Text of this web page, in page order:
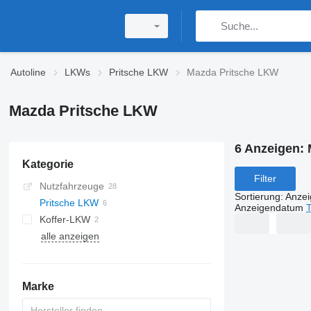
Autoline LKWs Pritsche LKW Mazda Pritsche LKW
Mazda Pritsche LKW
Kategorie
Nutzfahrzeuge
Pritsche LKW
Koffer-LKW
alle anzeigen
Marke
6 Anzeigen:
Filter
Sortierung:
Anzeigendatum